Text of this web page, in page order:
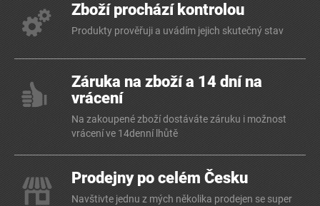
Zboží prochází kontrolou
Produkty prověřuji a uvádím jejich skutečný stav
Záruka na zboží a 14 dní na
vrácení
Na zakoupené zboží dostáváte záruku i možnost
vrácení ve 14denní lhůtě
Prodejny po celém Česku
Navštivte jednu z mých několika prodejen se super